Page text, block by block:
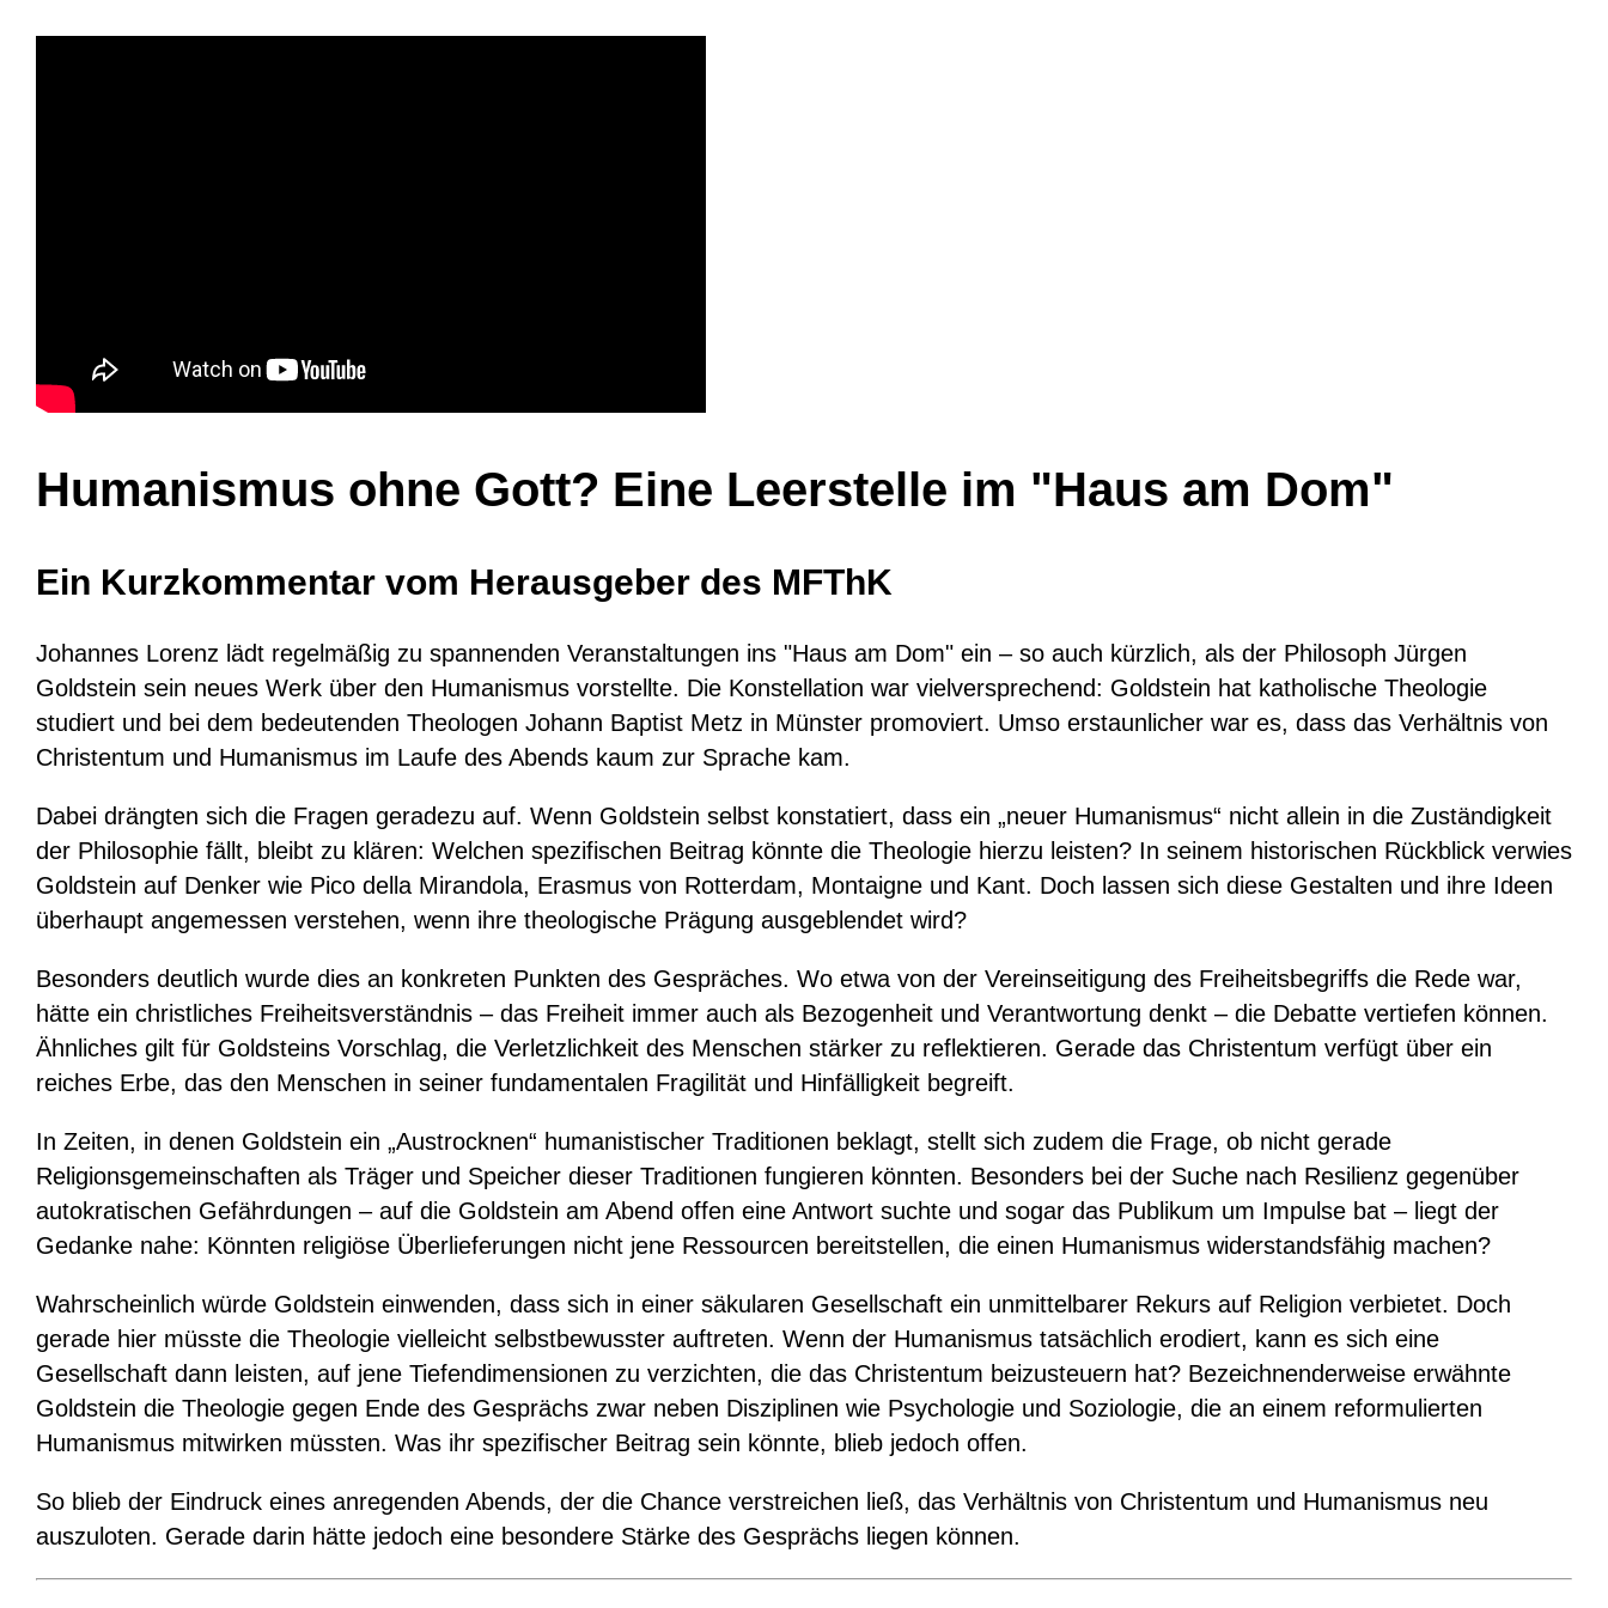
Humanismus ohne Gott? Eine Leerstelle im "Haus am Dom"
Ein Kurzkommentar vom Herausgeber des MFThK
Johannes Lorenz lädt regelmäßig zu spannenden Veranstaltungen ins "Haus am Dom" ein – so auch kürzlich, als der Philosoph Jürgen
Goldstein sein neues Werk über den Humanismus vorstellte. Die Konstellation war vielversprechend: Goldstein hat katholische Theologie
studiert und bei dem bedeutenden Theologen Johann Baptist Metz in Münster promoviert. Umso erstaunlicher war es, dass das Verhältnis von
Christentum und Humanismus im Laufe des Abends kaum zur Sprache kam.
Dabei drängten sich die Fragen geradezu auf. Wenn Goldstein selbst konstatiert, dass ein „neuer Humanismus“ nicht allein in die Zuständigkeit
der Philosophie fällt, bleibt zu klären: Welchen spezifischen Beitrag könnte die Theologie hierzu leisten? In seinem historischen Rückblick verwies
Goldstein auf Denker wie Pico della Mirandola, Erasmus von Rotterdam, Montaigne und Kant. Doch lassen sich diese Gestalten und ihre Ideen
überhaupt angemessen verstehen, wenn ihre theologische Prägung ausgeblendet wird?
Besonders deutlich wurde dies an konkreten Punkten des Gespräches. Wo etwa von der Vereinseitigung des Freiheitsbegriffs die Rede war,
hätte ein christliches Freiheitsverständnis – das Freiheit immer auch als Bezogenheit und Verantwortung denkt – die Debatte vertiefen können.
Ähnliches gilt für Goldsteins Vorschlag, die Verletzlichkeit des Menschen stärker zu reflektieren. Gerade das Christentum verfügt über ein
reiches Erbe, das den Menschen in seiner fundamentalen Fragilität und Hinfälligkeit begreift.
In Zeiten, in denen Goldstein ein „Austrocknen“ humanistischer Traditionen beklagt, stellt sich zudem die Frage, ob nicht gerade
Religionsgemeinschaften als Träger und Speicher dieser Traditionen fungieren könnten. Besonders bei der Suche nach Resilienz gegenüber
autokratischen Gefährdungen – auf die Goldstein am Abend offen eine Antwort suchte und sogar das Publikum um Impulse bat – liegt der
Gedanke nahe: Könnten religiöse Überlieferungen nicht jene Ressourcen bereitstellen, die einen Humanismus widerstandsfähig machen?
Wahrscheinlich würde Goldstein einwenden, dass sich in einer säkularen Gesellschaft ein unmittelbarer Rekurs auf Religion verbietet. Doch
gerade hier müsste die Theologie vielleicht selbstbewusster auftreten. Wenn der Humanismus tatsächlich erodiert, kann es sich eine
Gesellschaft dann leisten, auf jene Tiefendimensionen zu verzichten, die das Christentum beizusteuern hat? Bezeichnenderweise erwähnte
Goldstein die Theologie gegen Ende des Gesprächs zwar neben Disziplinen wie Psychologie und Soziologie, die an einem reformulierten
Humanismus mitwirken müssten. Was ihr spezifischer Beitrag sein könnte, blieb jedoch offen.
So blieb der Eindruck eines anregenden Abends, der die Chance verstreichen ließ, das Verhältnis von Christentum und Humanismus neu
auszuloten. Gerade darin hätte jedoch eine besondere Stärke des Gesprächs liegen können.